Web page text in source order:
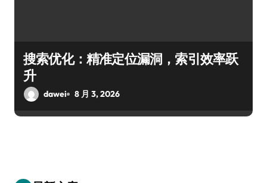
搜索优化：精准定位漏洞，索引效率跃
升
dawei 8 月 3, 2026